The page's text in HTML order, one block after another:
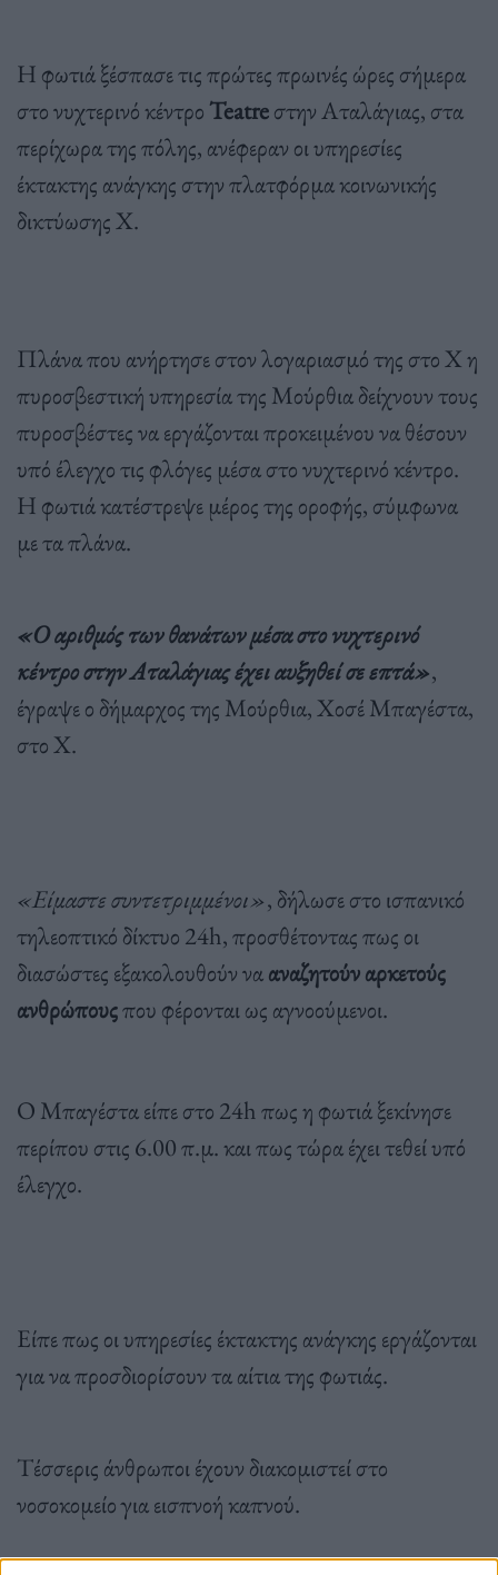
Η φωτιά ξέσπασε τις πρώτες πρωινές ώρες σήμερα
στο νυχτερινό κέντρο Teatreστην Αταλάγιας, στα
περίχωρα της πόλης, ανέφεραν οι υπηρεσίες
έκτακτης ανάγκης στην πλατφόρμα κοινωνικής
δικτύωσης X.
Πλάνα που ανήρτησε στον λογαριασμό της στο X η
πυροσβεστική υπηρεσία της Μούρθια δείχνουν τους
πυροσβέστες να εργάζονται προκειμένου να θέσουν
υπό έλεγχο τις φλόγες μέσα στο νυχτερινό κέντρο.
Η φωτιά κατέστρεψε μέρος της οροφής, σύμφωνα
με τα πλάνα.
«Ο αριθμός των θανάτων μέσα στο νυχτερινό
κέντρο στην Αταλάγιας έχει αυξηθεί σε επτά»,
έγραψε ο δήμαρχος της Μούρθια, Χοσέ Μπαγέστα,
στο X.
«Είμαστε συντετριμμένοι», δήλωσε στο ισπανικό
τηλεοπτικό δίκτυο 24h, προσθέτοντας πως οι
διασώστες εξακολουθούν νααναζητούν αρκετούς
ανθρώπουςπου φέρονται ως αγνοούμενοι.
Ο Μπαγέστα είπε στο 24h πως η φωτιά ξεκίνησε
περίπου στις 6.00 π.μ. και πως τώρα έχει τεθεί υπό
έλεγχο.
Είπε πως οι υπηρεσίες έκτακτης ανάγκης εργάζονται
για να προσδιορίσουν τα αίτια της φωτιάς.
Τέσσερις άνθρωποι έχουν διακομιστεί στο
νοσοκομείο για εισπνοή καπνού.